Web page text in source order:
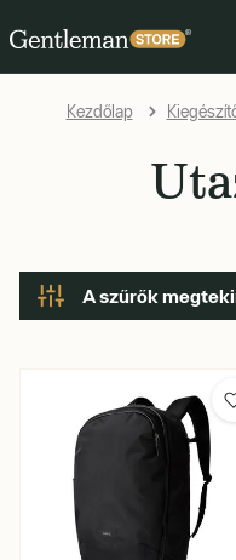
Kezdőlap
A szűrők
Szín